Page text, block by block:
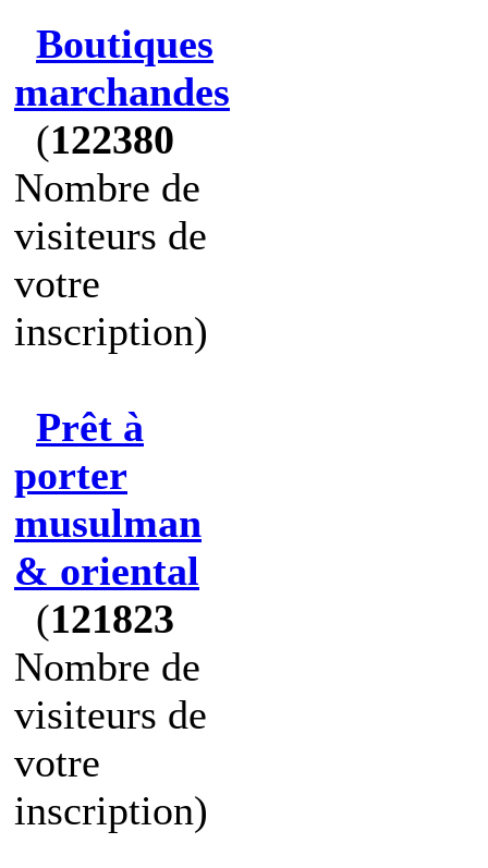
Boutiques
marchandes
(122380
Nombre de
visiteurs de
votre
inscription)
Prêt à
porter
musulman
& oriental
(121823
Nombre de
visiteurs de
votre
inscription)